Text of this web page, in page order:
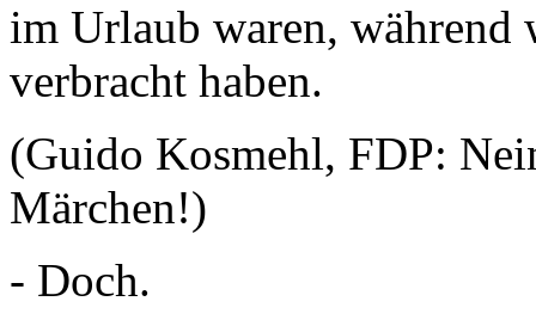
im Urlaub waren, während
verbracht haben.
(Guido Kosmehl, FDP:
Märchen!)
- Doch.